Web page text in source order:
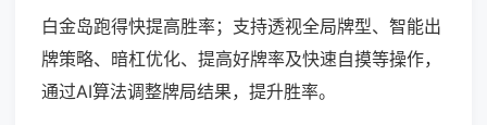
白金岛跑得快提高胜率；支持透视全局牌型、智能出
牌策略、暗杠优化、提高好牌率及快速自摸等操作，
通过AI算法调整牌局结果，提升胜率。